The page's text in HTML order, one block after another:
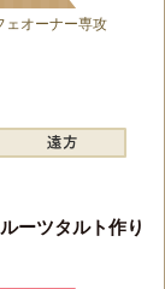
ェオーナー専攻
ーツタルト作り